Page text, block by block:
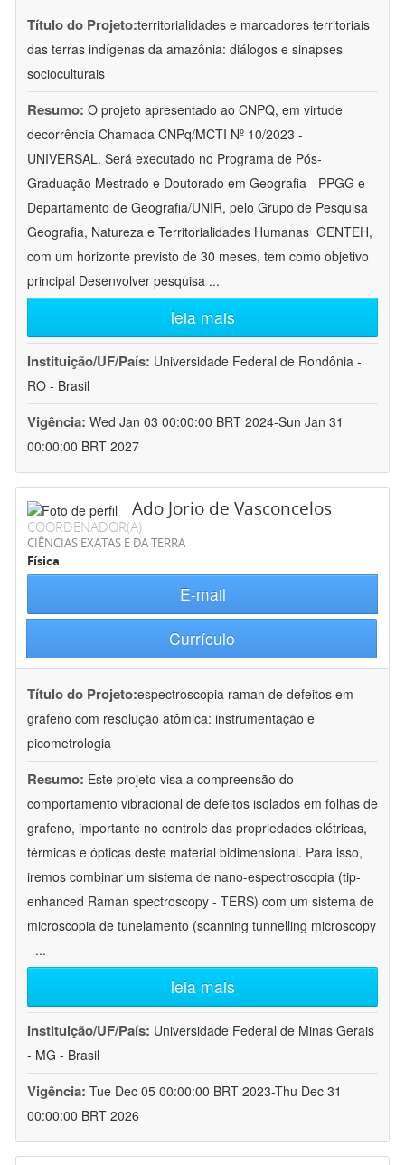
Título do Projeto:territorialidades e marcadores territoriais
das terras indígenas da amazônia: diálogos e sinapses
socioculturais
Resumo: O projeto apresentado ao CNPQ, em virtude
decorrência Chamada CNPq/MCTI Nº 10/2023 -
UNIVERSAL. Será executado no Programa de Pós-
Graduação Mestrado e Doutorado em Geografia - PPGG e
Departamento de Geografia/UNIR, pelo Grupo de Pesquisa
Geografia, Natureza e Territorialidades Humanas  GENTEH,
com um horizonte previsto de 30 meses, tem como objetivo
principal Desenvolver pesquisa ...
leia mais
Instituição/UF/País: Universidade Federal de Rondônia -
RO - Brasil
Vigência: Wed Jan 03 00:00:00 BRT 2024-Sun Jan 31
00:00:00 BRT 2027
Ado Jorio de Vasconcelos
COORDENADOR(A)
CIÊNCIAS EXATAS E DA TERRA
Física
E-mail
Currículo
Título do Projeto:espectroscopia raman de defeitos em
grafeno com resolução atômica: instrumentação e
picometrologia
Resumo: Este projeto visa a compreensão do
comportamento vibracional de defeitos isolados em folhas de
grafeno, importante no controle das propriedades elétricas,
térmicas e ópticas deste material bidimensional. Para isso,
iremos combinar um sistema de nano-espectroscopia (tip-
enhanced Raman spectroscopy - TERS) com um sistema de
microscopia de tunelamento (scanning tunnelling microscopy
- ...
leia mais
Instituição/UF/País: Universidade Federal de Minas Gerais
- MG - Brasil
Vigência: Tue Dec 05 00:00:00 BRT 2023-Thu Dec 31
00:00:00 BRT 2026